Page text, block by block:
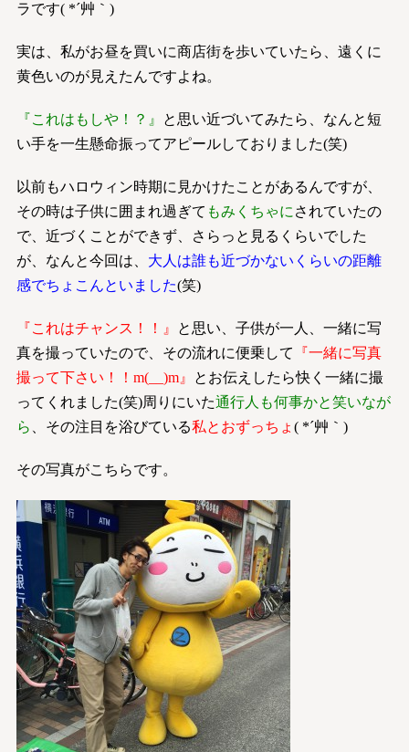
ラです( *´艸｀)
実は、私がお昼を買いに商店街を歩いていたら、遠くに
黄色いのが見えたんですよね。
『これはもしや！？』
と思い近づいてみたら、なんと短
い手を一生懸命振ってアピールしておりました(笑)
以前もハロウィン時期に見かけたことがあるんですが、
その時は子供に囲まれ過ぎて もみくちゃに されていたの
で、近づくことができず、さらっと見るくらいでした
が、なんと今回は、 大人は誰も近づかないくらいの距離
感でちょこんといました(笑)
『これはチャンス！！』
と思い、子供が一人、一緒に写
真を撮っていたので、その流れに便乗して
『一緒に写真
撮って下さい！！m(__)m』
とお伝えしたら快く一緒に撮
ってくれました(笑)周りにいた通行人も何事かと笑いなが
ら
、その注目を浴びている私とおずっちょ ( *´艸｀)
その写真がこちらです。